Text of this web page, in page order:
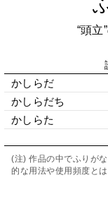
“頭立
かしらだ
かしらだち
かしらた
(注) 作品の中でふりが
的な用法や使用頻度と